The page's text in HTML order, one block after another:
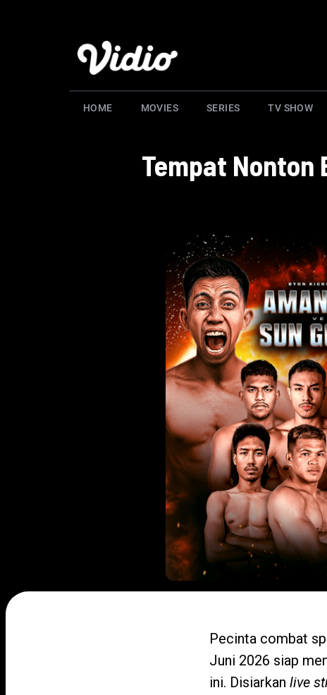
HOME MOVIES SERIES TV SHOW
Tempat Nonton
Pecinta combat
Juni 2026 siap
ini. Disiarkan live